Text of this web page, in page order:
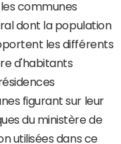
communes
dont la population
les différents
d'habitants
figurant sur leur
du ministère de
utilisées dans ce